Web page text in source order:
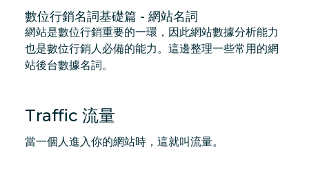
數位行銷名詞基礎篇 - 網站名詞
網站是數位行銷重要的一環，因此網站數據分析能力
也是數位行銷人必備的能力。這邊整理一些常用的網
站後台數據名詞。
Traffic 流量
當一個人進入你的網站時，這就叫流量。